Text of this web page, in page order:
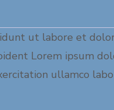
ut labore et
Lorem ipsum
ullamco